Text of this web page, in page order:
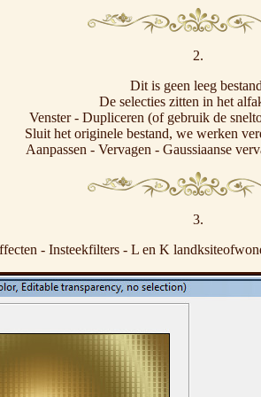
2.
Dit is geen leeg
De selecties zitten in het
Venster - Dupliceren (of gebruik de
Sluit het originele bestand, we werken
Aanpassen - Vervagen - Gaussiaanse
3.
- Insteekfilters - L en K